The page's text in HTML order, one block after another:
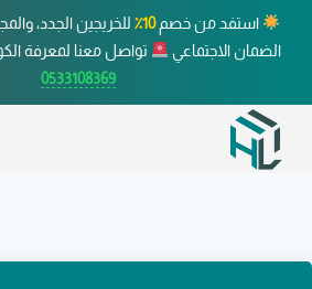
استفد من خصم10٪
للخريجين الجدد،
الضمان الاجتماعي
تواصل معنا لمعرفة
0533108369